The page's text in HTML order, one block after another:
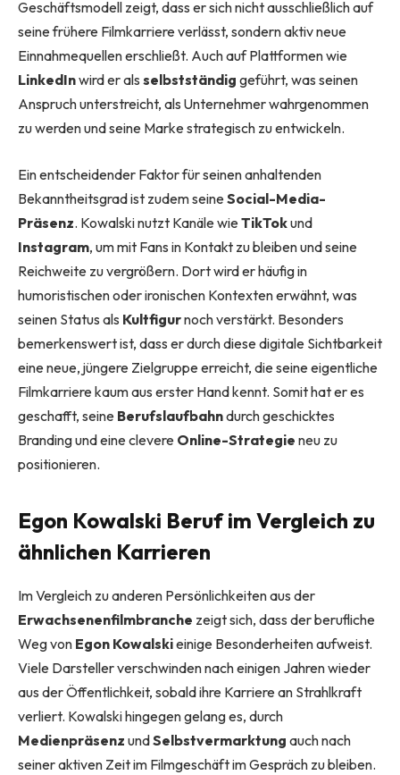
Geschäftsmodell zeigt, dass er sich nicht ausschließlich auf
seine frühere Filmkarriere verlässt, sondern aktiv neue
Einnahmequellen erschließt. Auch auf Plattformen wie
LinkedInwird er als selbstständig geführt, was seinen
Anspruch unterstreicht, als Unternehmer wahrgenommen
zu werden und seine Marke strategisch zu entwickeln.
Ein entscheidender Faktor für seinen anhaltenden
Bekanntheitsgrad ist zudem seineSocial-Media-
Präsenz. Kowalski nutzt Kanäle wieTikTokund
Instagram, um mit Fans in Kontakt zu bleiben und seine
Reichweite zu vergrößern. Dort wird er häufig in
humoristischen oder ironischen Kontexten erwähnt, was
seinen Status als Kultfigurnoch verstärkt. Besonders
bemerkenswert ist, dass er durch diese digitale Sichtbarkeit
eine neue, jüngere Zielgruppe erreicht, die seine eigentliche
Filmkarriere kaum aus erster Hand kennt. Somit hat er es
geschafft, seine Berufslaufbahndurch geschicktes
Branding und eine clevere Online-Strategie neu zu
positionieren.
Egon Kowalski Beruf im Vergleich zu
ähnlichen Karrieren
Im Vergleich zu anderen Persönlichkeiten aus der
Erwachsenenfilmbranche zeigt sich, dass der berufliche
Weg von Egon Kowalskieinige Besonderheiten aufweist.
Viele Darsteller verschwinden nach einigen Jahren wieder
aus der Öffentlichkeit, sobald ihre Karriere an Strahlkraft
verliert. Kowalski hingegen gelang es, durch
Medienpräsenz undSelbstvermarktung auch nach
seiner aktiven Zeit im Filmgeschäft im Gespräch zu bleiben.